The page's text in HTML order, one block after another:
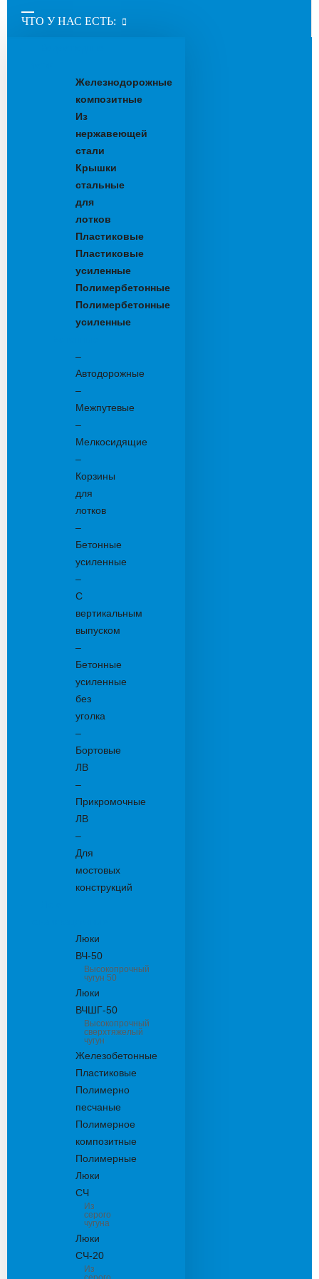
ЧТО У НАС ЕСТЬ:
Железнодорожные
композитные
Из
нержавеющей
стали
Крышки
стальные
для
лотков
Пластиковые
Пластиковые
усиленные
Полимербетонные
Полимербетонные
усиленные
–
Автодорожные
–
Межпутевые
–
Мелкосидящие
–
Корзины
для
лотков
–
Бетонные
усиленные
–
С
вертикальным
выпуском
–
Бетонные
усиленные
без
уголка
–
Бортовые
ЛВ
–
Прикромочные
ЛВ
–
Для
мостовых
конструкций
Люки
ВЧ-50
Высокопрочный
чугун 50
Люки
ВЧШГ-50
Высокопрочный
сверхтяжелый
чугун
Железобетонные
Пластиковые
Полимерно
песчаные
Полимерное
композитные
Полимерные
Люки
СЧ
Из
серого
чугуна
Люки
СЧ-20
Из